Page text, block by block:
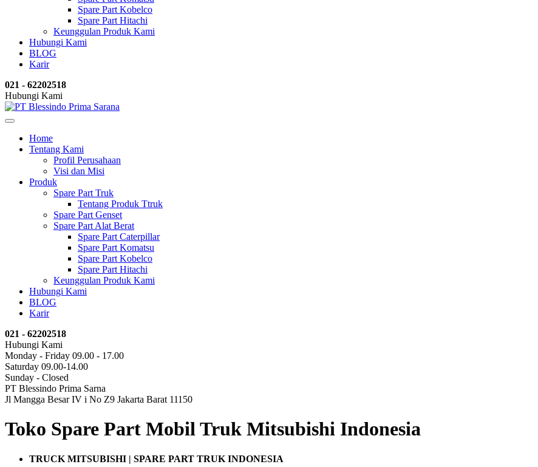
Spare Part Kobelco
Spare Part Hitachi
Keunggulan Produk Kami
Hubungi Kami
BLOG
Karir
021 - 62202518
Hubungi Kami
Home
Tentang Kami
Profil Perusahaan
Visi dan Misi
Produk
Spare Part Truk
Tentang Produk Ttruk
Spare Part Genset
Spare Part Alat Berat
Spare Part Caterpillar
Spare Part Komatsu
Spare Part Kobelco
Spare Part Hitachi
Keunggulan Produk Kami
Hubungi Kami
BLOG
Karir
021 - 62202518
Hubungi Kami
Monday - Friday 09.00 - 17.00
Saturday 09.00-14.00
Sunday - Closed
PT Blessindo Prima Sarna
Jl Mangga Besar IV i No Z9 Jakarta Barat 11150
Toko Spare Part Mobil Truk Mitsubishi Indonesia
TRUCK MITSUBISHI | SPARE PART TRUK INDONESIA